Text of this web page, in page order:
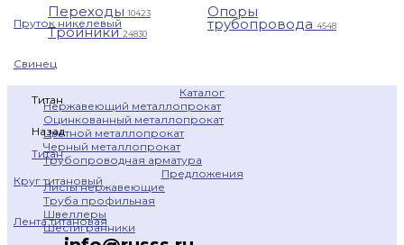
Пруток никелевый
Свинец
Титан
Назад
Титан
Круг титановый
Лента титановая
Переходы10423
Тройники24830
Опоры
трубопровода 4548
Каталог
Нержавеющий металлопрокат
Оцинкованный металлопрокат
Цветной металлопрокат
Черный металлопрокат
Трубопроводная арматура
Предложения
Листы нержавеющие
Труба профильная
Швеллеры
Шестигранники